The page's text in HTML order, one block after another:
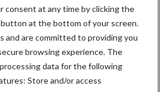
consent at any time by clicking the
at the bottom of your screen.
and are committed to providing you
browsing experience. The
data for the following
Store and/or access
Diergezondheid